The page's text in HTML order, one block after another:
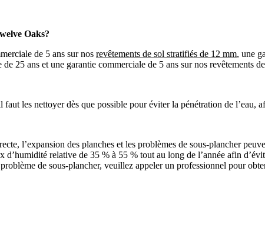
Oaks?
de 5 ans sur nos revêtements de sol stratifiés de 12 mm, une
25 ans et une garantie commerciale de 5 ans sur nos revêtements
les nettoyer dès que possible pour éviter la pénétration de l’eau,
l’expansion des planches et les problèmes de sous-plancher
relative de 35 % à 55 % tout au long de l’année afin
de sous-plancher, veuillez appeler un professionnel pour